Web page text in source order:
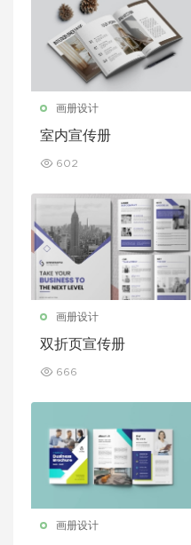
画册设计
室内宣传册
602
画册设计
双折页宣传册
666
画册设计